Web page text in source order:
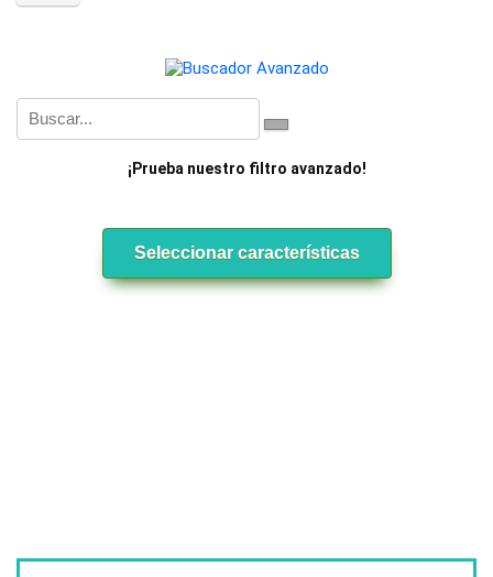
¡Prueba nuestro filtro avanzado!
Seleccionar características